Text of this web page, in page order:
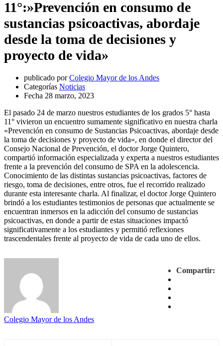
11°:»Prevención en consumo de
sustancias psicoactivas, abordaje
desde la toma de decisiones y
proyecto de vida»
publicado por Colegio Mayor de los Andes
Categorías Noticias
Fecha 28 marzo, 2023
El pasado 24 de marzo nuestros estudiantes de los grados 5° hasta
11° vivieron un encuentro sumamente significativo en nuestra charla
«Prevención en consumo de Sustancias Psicoactivas, abordaje desde
la toma de decisiones y proyecto de vida», en donde el director del
Consejo Nacional de Prevención, el doctor Jorge Quintero,
compartió información especializada y experta a nuestros estudiantes
frente a la prevención del consumo de SPA en la adolescencia.
Conocimiento de las distintas sustancias psicoactivas, factores de
riesgo, toma de decisiones, entre otros, fue el recorrido realizado
durante esta interesante charla. Al finalizar, el doctor Jorge Quintero
brindó a los estudiantes testimonios de personas que actualmente se
encuentran inmersos en la adicción del consumo de sustancias
psicoactivas, en donde a partir de estas situaciones impactó
significativamente a los estudiantes y permitió reflexiones
trascendentales frente al proyecto de vida de cada uno de ellos.
Compartir:
Colegio Mayor de los Andes